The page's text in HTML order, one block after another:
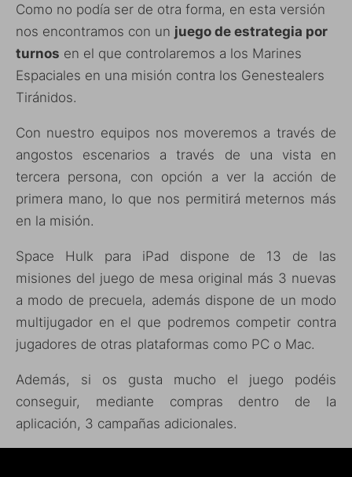
Como no podía ser de otra forma, en esta versión
nos encontramos con un juego de estrategia por
turnos en el que controlaremos a los Marines
Espaciales en una misión contra los Genestealers
Tiránidos.
Con nuestro equipos nos moveremos a través de
angostos escenarios a través de una vista en
tercera persona, con opción a ver la acción de
primera mano, lo que nos permitirá meternos más
en la misión.
Space Hulk para iPad dispone de 13 de las
misiones del juego de mesa original más 3 nuevas
a modo de precuela, además dispone de un modo
multijugador en el que podremos competir contra
jugadores de otras plataformas como PC o Mac.
Además, si os gusta mucho el juego podéis
conseguir, mediante compras dentro de la
aplicación, 3 campañas adicionales.